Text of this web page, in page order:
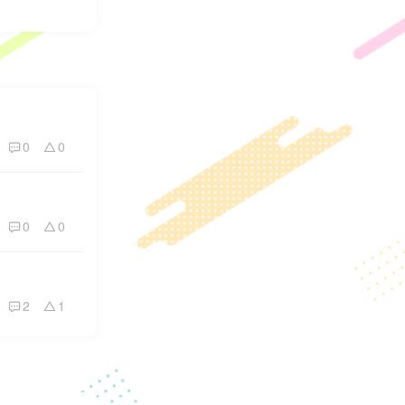
0 0
0 0
2 1